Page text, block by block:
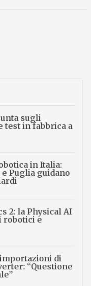
sugli
test in fabbrica a
in Italia:
Puglia guidano
2: la Physical AI
robotici e
di
“Questione